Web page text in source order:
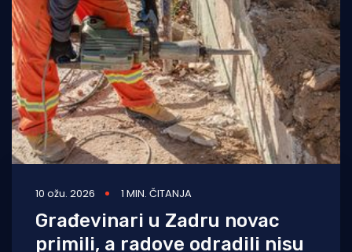
10 ožu. 2026 1 MIN. ČITANJA
Građevinari u Zadru novac
primili, a radove odradili nisu